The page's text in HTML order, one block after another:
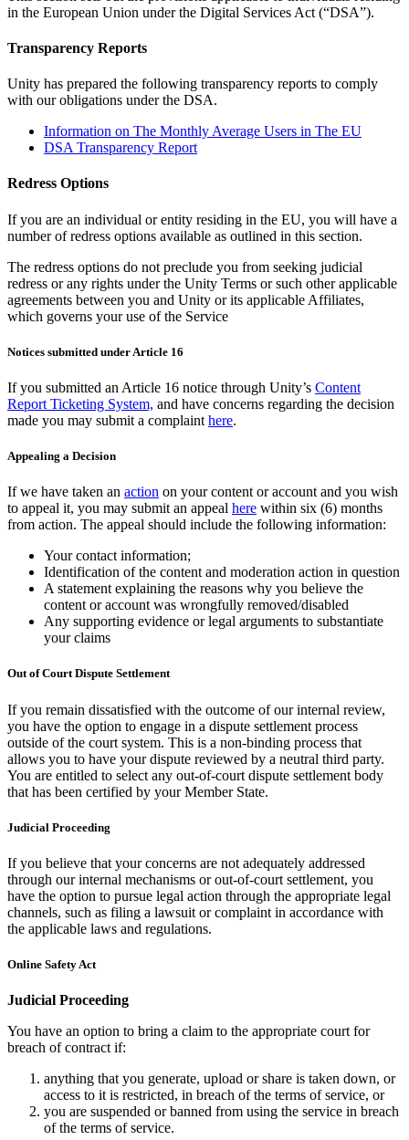
in the European Union under the Digital Services Act (“DSA”).
Transparency Reports
Unity has prepared the following transparency reports to comply
with our obligations under the DSA.
Information on The Monthly Average Users in The EU
DSA Transparency Report
Redress Options
If you are an individual or entity residing in the EU, you will have a
number of redress options available as outlined in this section.
The redress options do not preclude you from seeking judicial
redress or any rights under the Unity Terms or such other applicable
agreements between you and Unity or its applicable Affiliates,
which governs your use of the Service
Notices submitted under Article 16
If you submitted an Article 16 notice through Unity’s Content
Report Ticketing System, and have concerns regarding the decision
made you may submit a complaint here.
Appealing a Decision
If we have taken an action on your content or account and you wish
to appeal it, you may submit an appeal here within six (6) months
from action. The appeal should include the following information:
Your contact information;
Identification of the content and moderation action in question
A statement explaining the reasons why you believe the
content or account was wrongfully removed/disabled
Any supporting evidence or legal arguments to substantiate
your claims
Out of Court Dispute Settlement
If you remain dissatisfied with the outcome of our internal review,
you have the option to engage in a dispute settlement process
outside of the court system. This is a non-binding process that
allows you to have your dispute reviewed by a neutral third party.
You are entitled to select any out-of-court dispute settlement body
that has been certified by your Member State.
Judicial Proceeding
If you believe that your concerns are not adequately addressed
through our internal mechanisms or out-of-court settlement, you
have the option to pursue legal action through the appropriate legal
channels, such as filing a lawsuit or complaint in accordance with
the applicable laws and regulations.
Online Safety Act
Judicial Proceeding
You have an option to bring a claim to the appropriate court for
breach of contract if:
anything that you generate, upload or share is taken down, or
access to it is restricted, in breach of the terms of service, or
you are suspended or banned from using the service in breach
of the terms of service.